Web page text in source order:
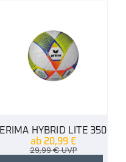
ERIMA HYBRID LITE 350
ab 20,99 €
29,99€UVP